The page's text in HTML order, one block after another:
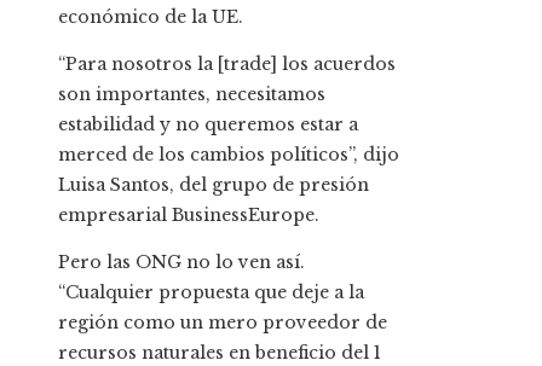
económico de la UE.
“Para nosotros la [trade] los acuerdos
son importantes, necesitamos
estabilidad y no queremos estar a
merced de los cambios políticos”, dijo
Luisa Santos, del grupo de presión
empresarial BusinessEurope.
Pero las ONG no lo ven así.
“Cualquier propuesta que deje a la
región como un mero proveedor de
recursos naturales en beneficio del 1